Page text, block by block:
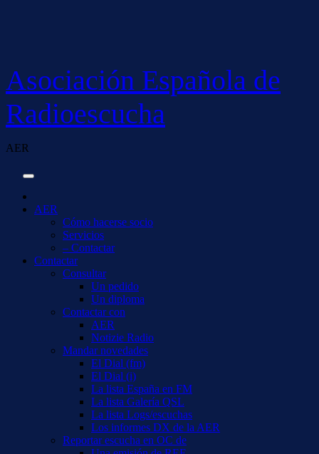
Asociación Española de
Radioescucha
AER
AER
Cómo hacerse socio
Servicios
– Contactar
Contactar
Consultar
Un pedido
Un diploma
Contactar con
AER
Notizie Radio
Mandar novedades
El Dial (fm)
El Dial (i)
La lista España en FM
La lista Galería QSL
La lista Logs/escuchas
Los informes DX de la AER
Reportar escucha en OC de